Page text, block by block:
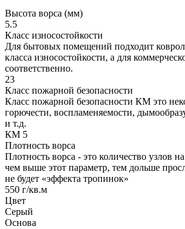
Высота ворса (мм)
5.5
Класс износостойкости
Для бытовых помещений подходит
класса износостойкости, а для
соответственно.
23
Класс пожарной безопасности
Класс пожарной безопасности КМ это
горючести, воспламеняемости,
и т.д.
КМ 5
Плотность ворса
Плотность ворса - это количество узлов
чем выше этот параметр, тем дольше
не будет «эффекта тропинок»
550 г/кв.м
Цвет
Серый
Основа